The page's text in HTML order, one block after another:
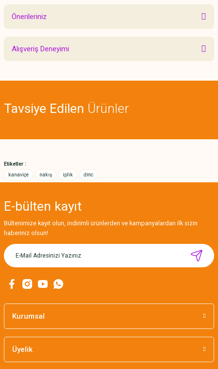
Önerileriniz
Bu ürünün fiyat bilgisi, resim, ürün açıklamalarında ve diğer konularda
yetersiz gördüğünüz noktaları öneri formunu kullanarak tarafımıza
Ürün açıklamasında eksik bilgiler bulunuyor.
Alışveriş Deneyimi
Tavsiye Edilen Ürünler
MIKNATISLI İĞNE TUTUCU-BAHAR
Etiketler :
kanaviçe
nakış iplik dmc
E-bülten kayıt
Bültenimize kayıt olun, indirimli ürünlerden ve kampanyalardan ilk sizin
haberiniz olsun!
Kurumsal
Üyelik